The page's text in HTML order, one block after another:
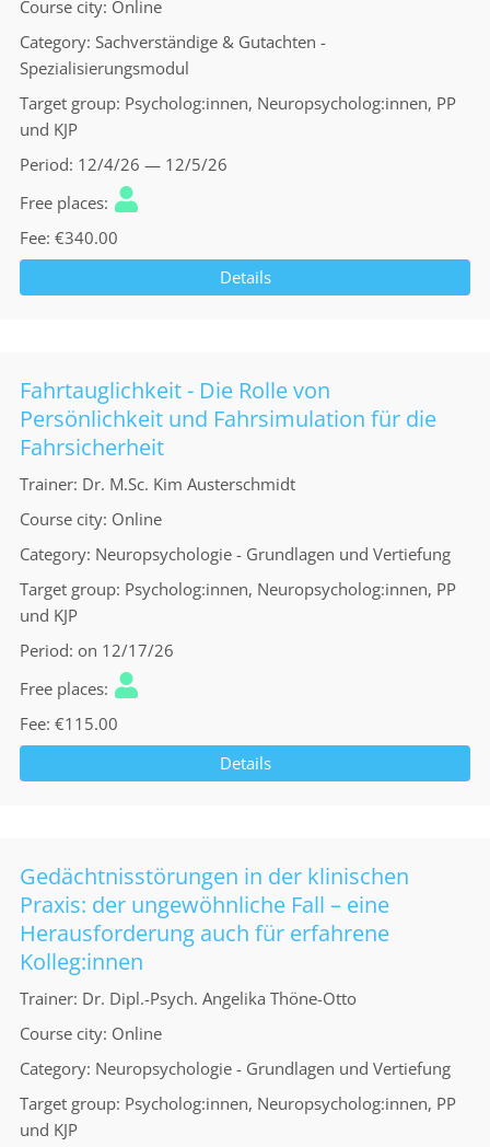
Course city Online
Category Sachverständige & Gutachten -
Spezialisierungsmodul
Target group Psycholog:innen, Neuropsycholog:innen, PP
und KJP
Period 12/4/26 — 12/5/26
Free places
Fee €340.00
Details
Fahrtauglichkeit - Die Rolle von
Persönlichkeit und Fahrsimulation für die
Fahrsicherheit
Trainer Dr. M.Sc. Kim Austerschmidt
Course city Online
Category Neuropsychologie - Grundlagen und Vertiefung
Target group Psycholog:innen, Neuropsycholog:innen, PP
und KJP
Period on 12/17/26
Free places
Fee €115.00
Details
Gedächtnisstörungen in der klinischen
Praxis: der ungewöhnliche Fall – eine
Herausforderung auch für erfahrene
Kolleg:innen
Trainer Dr. Dipl.-Psych. Angelika Thöne-Otto
Course city Online
Category Neuropsychologie - Grundlagen und Vertiefung
Target group Psycholog:innen, Neuropsycholog:innen, PP
und KJP